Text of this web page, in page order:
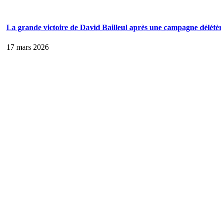
La grande victoire de David Bailleul après une campagne
17 mars 2026